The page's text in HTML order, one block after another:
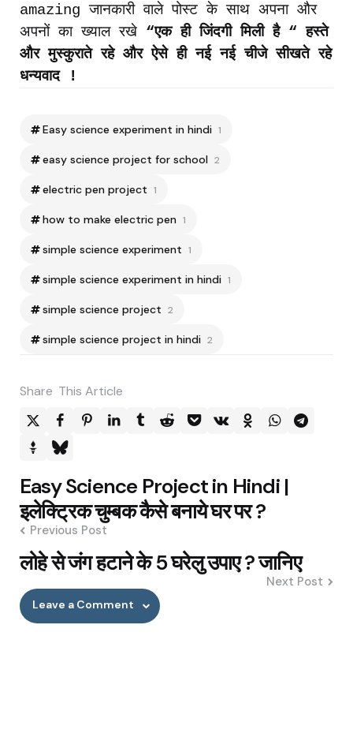
amazingजानकारी वाले पोस्ट के साथ अपना और
अपनों का ख्याल रखे “एक ही जिंदगी मिली है“हस्ते
और मुस्कुराते रहे और ऐसे ही नई नई चीजे सीखते रहे
धन्यवाद!
Easy science experiment in hindi 1
easy science project for school 2
electric pen project 1
how to make electric pen 1
simple science experiment 1
simple science experiment in hindi 1
simple science project 2
simple science project in hindi 2
Share This Article
Post
navigation
Easy Science Project in Hindi |
इलेक्ट्रिक चुम्बक कैसे बनाये घर पर ?
Previous Post
लोहे से जंग हटाने के 5 घरेलु उपाए ? जानिए
Next Post
Leave a Comment